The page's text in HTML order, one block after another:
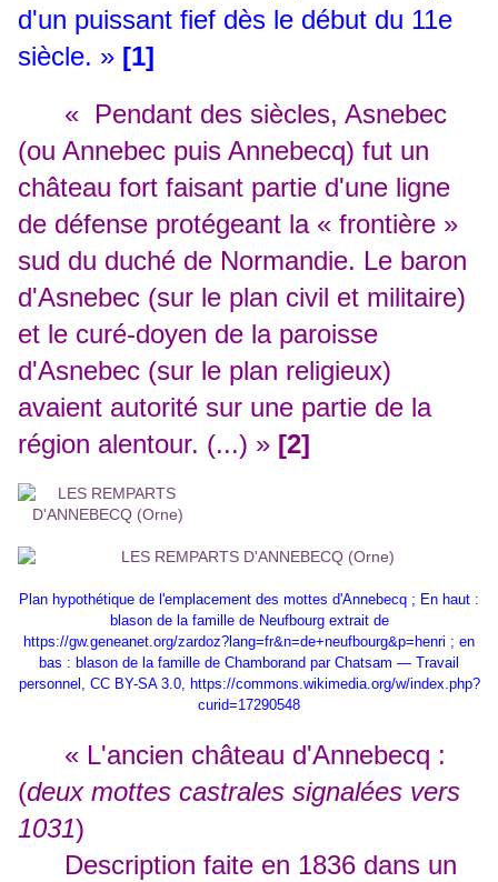
d'un puissant fief dès le début du 11e
siècle. » [1]
« Pendant des siècles, Asnebec
(ou Annebec puis Annebecq) fut un
château fort faisant partie d'une ligne
de défense protégeant la « frontière »
sud du duché de Normandie. Le baron
d'Asnebec (sur le plan civil et militaire)
et le curé-doyen de la paroisse
d'Asnebec (sur le plan religieux)
avaient autorité sur une partie de la
région alentour. (...) » [2]
Plan hypothétique de l'emplacement des mottes d'Annebecq ; En haut :
blason de la famille de Neufbourg extrait de
https://gw.geneanet.org/zardoz?lang=fr&n=de+neufbourg&p=henri ; en
bas : blason de la famille de Chamborand par Chatsam — Travail
personnel, CC BY-SA 3.0, https://commons.wikimedia.org/w/index.php?
curid=17290548
« L'ancien château d'Annebecq :
(deux mottes castrales signalées vers
1031)
Description faite en 1836 dans un